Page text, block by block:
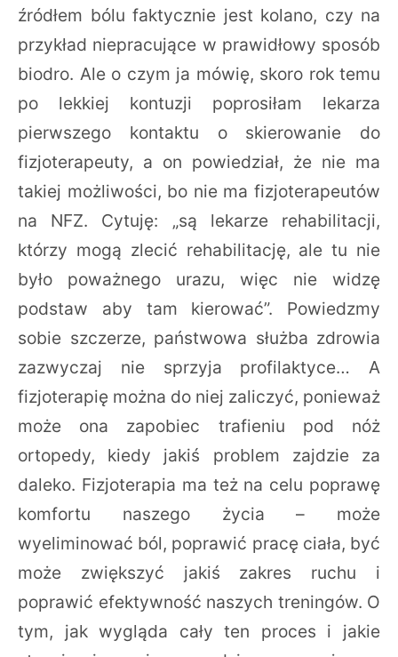
źródłem bólu faktycznie jest kolano, czy na
przykład niepracujące w prawidłowy sposób
biodro. Ale o czym ja mówię, skoro rok temu
po lekkiej kontuzji poprosiłam lekarza
pierwszego kontaktu o skierowanie do
fizjoterapeuty, a on powiedział, że nie ma
takiej możliwości, bo nie ma fizjoterapeutów
na NFZ. Cytuję: „są lekarze rehabilitacji,
którzy mogą zlecić rehabilitację, ale tu nie
było poważnego urazu, więc nie widzę
podstaw aby tam kierować”. Powiedzmy
sobie szczerze, państwowa służba zdrowia
zazwyczaj nie sprzyja profilaktyce… A
fizjoterapię można do niej zaliczyć, ponieważ
może ona zapobiec trafieniu pod nóż
ortopedy, kiedy jakiś problem zajdzie za
daleko. Fizjoterapia ma też na celu poprawę
komfortu naszego życia – może
wyeliminować ból, poprawić pracę ciała, być
może zwiększyć jakiś zakres ruchu i
poprawić efektywność naszych treningów. O
tym, jak wygląda cały ten proces i jakie